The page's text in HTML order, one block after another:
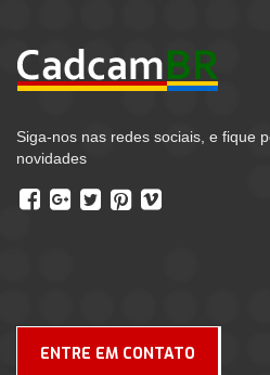
Siga-nos nas redes sociais, e fique
novidades
ENTRE EM CONTATO